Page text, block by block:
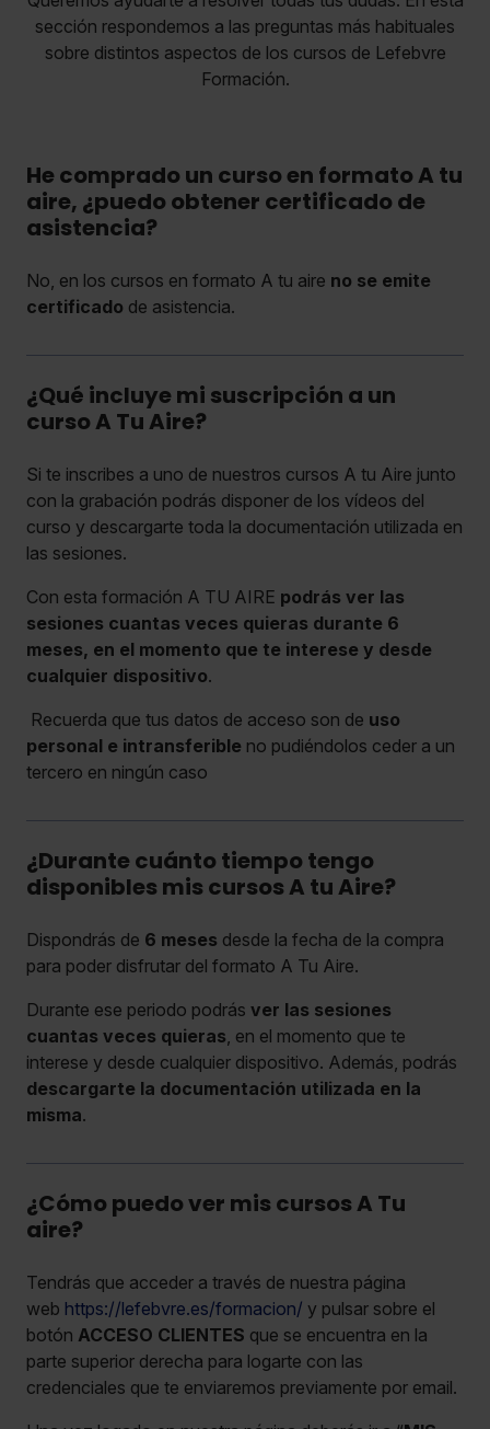
sección respondemos a las preguntas más habituales
sobre distintos aspectos de los cursos de Lefebvre
Formación.
He comprado un curso en formato A tu
aire, ¿puedo obtener certificado de
asistencia?
No, en los cursos en formato A tu aire no se emite
certificado de asistencia.
¿Qué incluye mi suscripción a un
curso A Tu Aire?
Si te inscribes a uno de nuestros cursos A tu Aire junto
con la grabación podrás disponer de los vídeos del
curso y descargarte toda la documentación utilizada en
las sesiones.
Con esta formación A TU AIRE podrás ver las
sesiones cuantas veces quieras durante 6
meses, en el momento que te interese y desde
cualquier dispositivo.
Recuerda que tus datos de acceso son de uso
personal e intransferible no pudiéndolos ceder a un
tercero en ningún caso
¿Durante cuánto tiempo tengo
disponibles mis cursos A tu Aire?
Dispondrás de 6 meses desde la fecha de la compra
para poder disfrutar del formato A Tu Aire.
Durante ese periodo podrás ver las sesiones
cuantas veces quieras , en el momento que te
interese y desde cualquier dispositivo. Además, podrás
descargarte la documentación utilizada en la
misma.
¿Cómo puedo ver mis cursos A Tu
aire?
Tendrás que acceder a través de nuestra página
web https://lefebvre.es/formacion/ y pulsar sobre el
botón ACCESO CLIENTES que se encuentra en la
parte superior derecha para logarte con las
credenciales que te enviaremos previamente por email.